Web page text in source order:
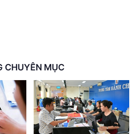
CHUYÊN MỤC